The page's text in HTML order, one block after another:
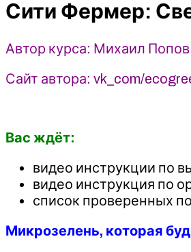
вас
за
одну
неделю
Попов
Сити Фермер:
Автор курса: Михаил Попов
Сайт автора: vk_com/
Вас ждёт:
видео инструкции по
видео инструкция по
список проверенных
Микрозелень, которая